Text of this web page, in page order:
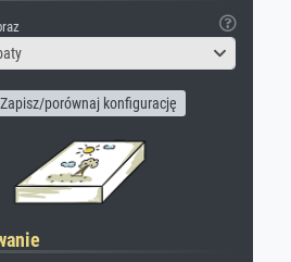
Zapisz/porównaj konfigurację